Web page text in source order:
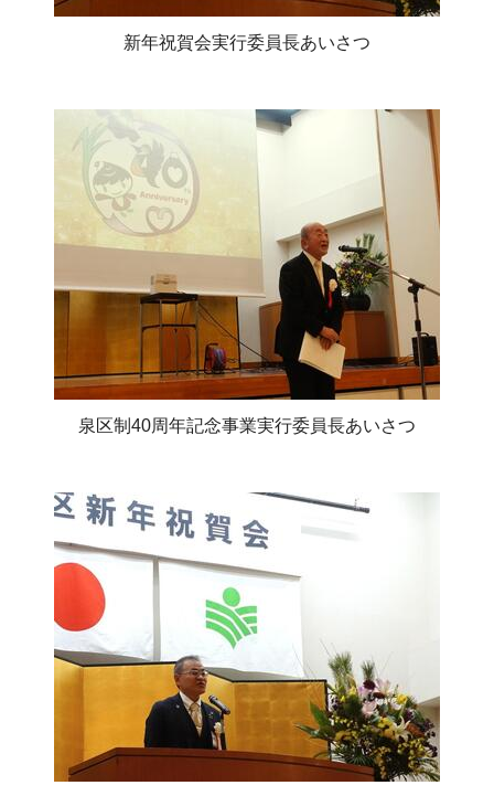
新年祝賀会実行委員長あいさつ
泉区制40周年記念事業実行委員長あいさつ